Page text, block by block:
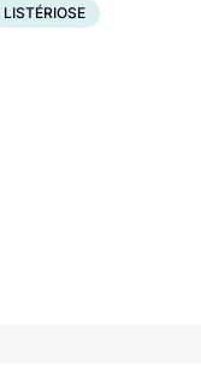
LISTÉRIOSE